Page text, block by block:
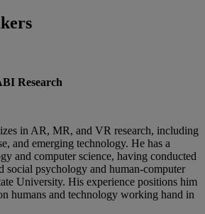
Research
in AR, MR, and VR research, including
and emerging technology. He has a
and computer science, having conducted
social psychology and human-computer
University. His experience positions him
humans and technology working hand in